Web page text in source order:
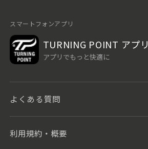
スマートフォンアプリ
TURNING POINT アプリ
アプリでもっと快適に
よくある質問
利用規約・概要